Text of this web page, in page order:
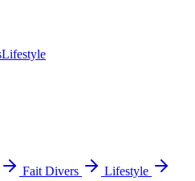
Lifestyle
Fait Divers
Lifestyle